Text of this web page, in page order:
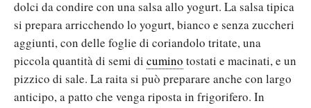
dolci da condire con una salsa allo yogurt. La salsa tipica
si prepara arricchendo lo yogurt, bianco e senza zuccheri
aggiunti, con delle foglie di coriandolo tritate, una
piccola quantità di semi di cumino tostati e macinati, e un
pizzico di sale. La raita si può preparare anche con largo
anticipo, a patto che venga riposta in frigorifero. In